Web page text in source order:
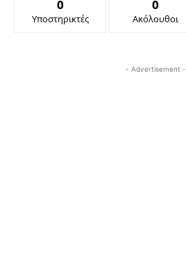
0
Υποστηρικτές
0
Ακόλουθοι
- Advertisement -